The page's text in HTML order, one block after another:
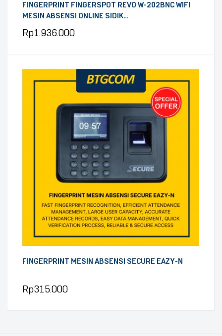
FINGERPRINT FINGERSPOT REVO W-202BNC WIFI
MESIN ABSENSI ONLINE SIDIK
INTERNAL
Rp1.936.000
FINGERPRINT MESIN ABSENSI SECURE EAZY-N
Rp315.000